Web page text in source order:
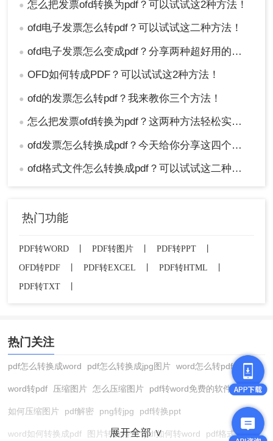
● 怎么把发票ofd转换为pdf？可以试试这2种方法！
● ofd电子发票怎么转pdf？可以试试这二种方法！
● ofd电子发票怎么变成pdf？分享两种超好用的转换方法！
● OFD如何转成PDF？可以试试这2种方法！
● ofd的发票怎么转pdf？我来教你三个方法！
● 怎么把发票ofd转换为pdf？这两种方法轻松实现转换
● ofd发票怎么转换成pdf？今天给你分享这四个方法！
● ofd格式文件怎么转换成pdf？可以试试这二种方法！
热门功能
PDF转WORD PDF转图片 PDF转PPT
OFD转PDF
PDF转EXCEL PDF转HTML
PDF转TXT
热门关注
pdf怎么转换成word pdf怎么转换成jpg图片 word怎么转pdf
word转pdf 压缩图片 怎么压缩图片 pdf转word免费的软件
如何压缩图片 pdf解密 png转jpg pdf转换ppt
word如何转换成pdf 图片转换格式 pdf如何转word pdf格式转换
展开全部 ∨